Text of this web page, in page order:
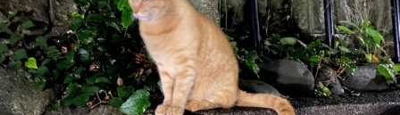
タ
イ
ム
ラ
イ
ン】